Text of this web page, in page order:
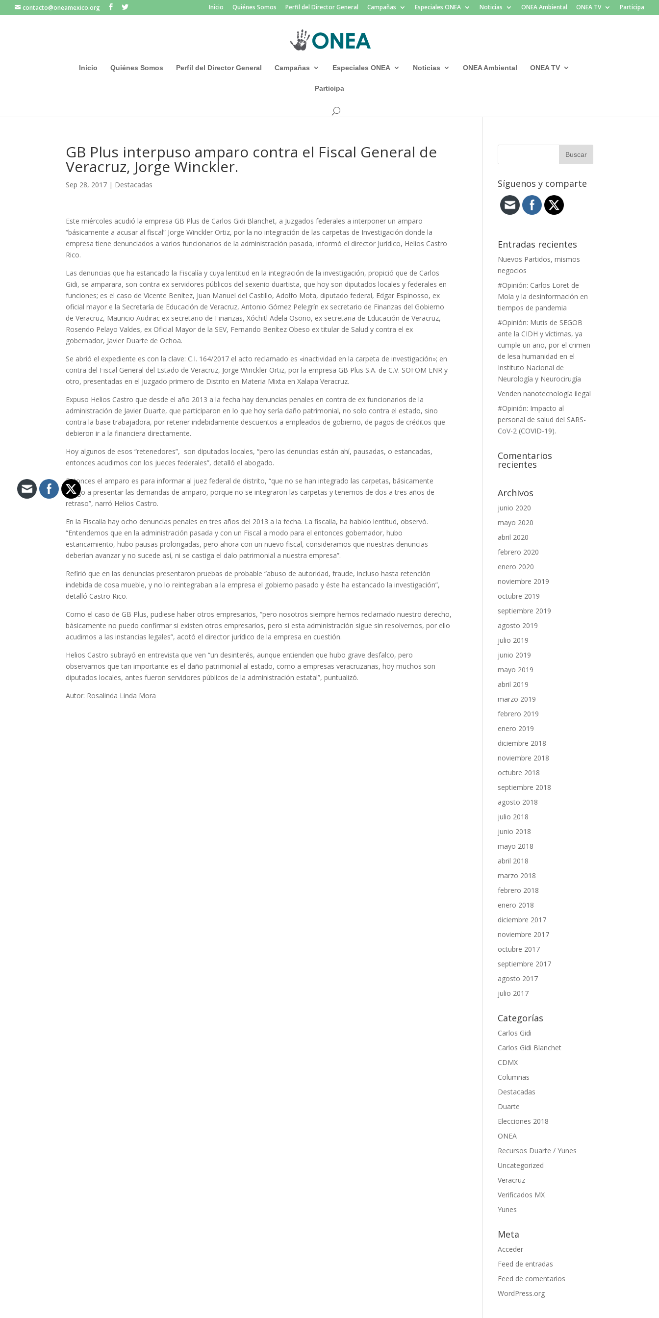
contacto@oneamexico.org Inicio Quiénes Somos Perfil del Director General Campañas Especiales ONEA Noticias ONEA Ambiental ONEA TV Participa
Inicio Quiénes Somos Perfil del Director General Campañas Especiales ONEA Noticias ONEA Ambiental ONEA TV
Participa
GB Plus interpuso amparo contra el Fiscal General de
Veracruz, Jorge Winckler.
Sep 28, 2017 | Destacadas
Este miércoles acudió la empresa GB Plus de Carlos Gidi Blanchet, a Juzgados federales a interponer un amparo
“básicamente a acusar al fiscal” Jorge Winckler Ortiz, por la no integración de las carpetas de Investigación donde la
empresa tiene denunciados a varios funcionarios de la administración pasada, informó el director Jurídico, Helios Castro
Rico.
Las denuncias que ha estancado la Fiscalía y cuya lentitud en la integración de la investigación, propició que de Carlos
Gidi, se amparara, son contra ex servidores públicos del sexenio duartista, que hoy son diputados locales y federales en
funciones; es el caso de Vicente Benítez, Juan Manuel del Castillo, Adolfo Mota, diputado federal, Edgar Espinosso, ex
oficial mayor e la Secretaría de Educación de Veracruz, Antonio Gómez Pelegrín ex secretario de Finanzas del Gobierno
de Veracruz, Mauricio Audirac ex secretario de Finanzas, Xóchitl Adela Osorio, ex secretaria de Educación de Veracruz,
Rosendo Pelayo Valdes, ex Oficial Mayor de la SEV, Fernando Benítez Obeso ex titular de Salud y contra el ex
gobernador, Javier Duarte de Ochoa.
Se abrió el expediente es con la clave: C.I. 164/2017 el acto reclamado es «inactividad en la carpeta de investigación»; en
contra del Fiscal General del Estado de Veracruz, Jorge Winckler Ortiz, por la empresa GB Plus S.A. de C.V. SOFOM ENR y
otro, presentadas en el Juzgado primero de Distrito en Materia Mixta en Xalapa Veracruz.
Expuso Helios Castro que desde el año 2013 a la fecha hay denuncias penales en contra de ex funcionarios de la
administración de Javier Duarte, que participaron en lo que hoy sería daño patrimonial, no solo contra el estado, sino
contra la base trabajadora, por retener indebidamente descuentos a empleados de gobierno, de pagos de créditos que
debieron ir a la financiera directamente.
Hoy algunos de esos “retenedores”, son diputados locales, “pero las denuncias están ahí, pausadas, o estancadas,
entonces acudimos con los jueces federales”, detalló el abogado.
Entonces el amparo es para informar al juez federal de distrito, “que no se han integrado las carpetas, básicamente
vengo a presentar las demandas de amparo, porque no se integraron las carpetas y tenemos de dos a tres años de
retraso”, narró Helios Castro.
En la Fiscalía hay ocho denuncias penales en tres años del 2013 a la fecha. La fiscalía, ha habido lentitud, observó.
“Entendemos que en la administración pasada y con un Fiscal a modo para el entonces gobernador, hubo
estancamiento, hubo pausas prolongadas, pero ahora con un nuevo fiscal, consideramos que nuestras denuncias
deberían avanzar y no sucede así, ni se castiga el dalo patrimonial a nuestra empresa”.
Refirió que en las denuncias presentaron pruebas de probable “abuso de autoridad, fraude, incluso hasta retención
indebida de cosa mueble, y no lo reintegraban a la empresa el gobierno pasado y éste ha estancado la investigación”,
detalló Castro Rico.
Como el caso de GB Plus, pudiese haber otros empresarios, “pero nosotros siempre hemos reclamado nuestro derecho,
básicamente no puedo confirmar si existen otros empresarios, pero si esta administración sigue sin resolvernos, por ello
acudimos a las instancias legales”, acotó el director jurídico de la empresa en cuestión.
Helios Castro subrayó en entrevista que ven “un desinterés, aunque entienden que hubo grave desfalco, pero
observamos que tan importante es el daño patrimonial al estado, como a empresas veracruzanas, hoy muchos son
diputados locales, antes fueron servidores públicos de la administración estatal”, puntualizó.
Autor: Rosalinda Linda Mora
Síguenos y comparte
Entradas recientes
Nuevos Partidos, mismos
negocios
#Opinión: Carlos Loret de
Mola y la desinformación en
tiempos de pandemia
#Opinión: Mutis de SEGOB
ante la CIDH y víctimas, ya
cumple un año, por el crimen
de lesa humanidad en el
Instituto Nacional de
Neurología y Neurocirugía
Venden nanotecnología ilegal
#Opinión: Impacto al
personal de salud del SARS-
CoV-2 (COVID-19).
Comentarios
recientes
Archivos
junio 2020
mayo 2020
abril 2020
febrero 2020
enero 2020
noviembre 2019
octubre 2019
septiembre 2019
agosto 2019
julio 2019
junio 2019
mayo 2019
abril 2019
marzo 2019
febrero 2019
enero 2019
diciembre 2018
noviembre 2018
octubre 2018
septiembre 2018
agosto 2018
julio 2018
junio 2018
mayo 2018
abril 2018
marzo 2018
febrero 2018
enero 2018
diciembre 2017
noviembre 2017
octubre 2017
septiembre 2017
agosto 2017
julio 2017
Categorías
Carlos Gidi
Carlos Gidi Blanchet
CDMX
Columnas
Destacadas
Duarte
Elecciones 2018
ONEA
Recursos Duarte / Yunes
Uncategorized
Veracruz
Verificados MX
Yunes
Meta
Acceder
Feed de entradas
Feed de comentarios
WordPress.org